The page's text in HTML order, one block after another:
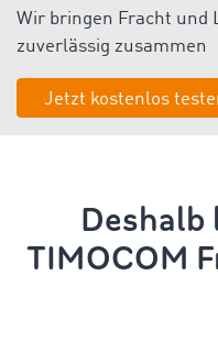
Wir bringen Fracht und
zuverlässig zusammen
Jetzt kostenlos
Deshalb
TIMOCOM